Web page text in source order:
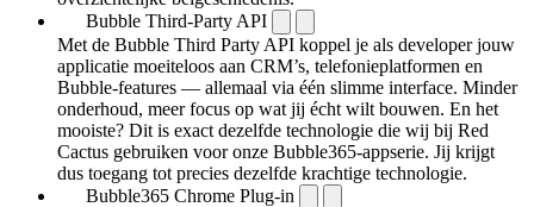
Bubble Third-Party API
Met de Bubble Third Party API koppel je als developer jouw
applicatie moeiteloos aan CRM’s, telefonieplatformen en
Bubble-features — allemaal via één slimme interface. Minder
onderhoud, meer focus op wat jij écht wilt bouwen. En het
mooiste? Dit is exact dezelfde technologie die wij bij Red
Cactus gebruiken voor onze Bubble365-appserie. Jij krijgt
dus toegang tot precies dezelfde krachtige technologie.
Bubble365 Chrome Plug-in